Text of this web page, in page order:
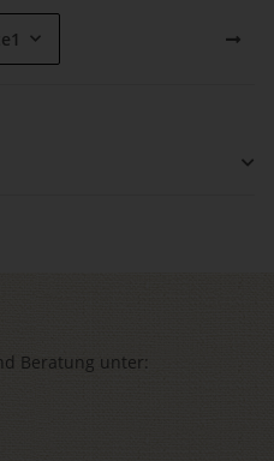
1
Beratung unter: